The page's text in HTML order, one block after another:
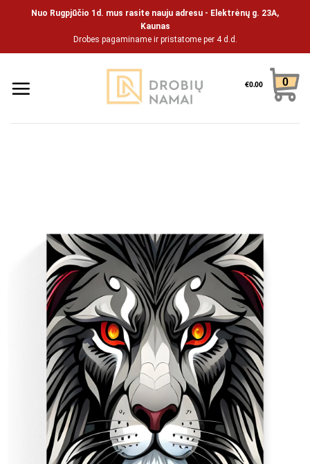
Nuo Rugpjūčio 1d. mus rasite nauju adresu - Elektrėnų g. 23A,
Kaunas
Drobes pagaminame ir pristatome per 4 d.d.
€0.00 0